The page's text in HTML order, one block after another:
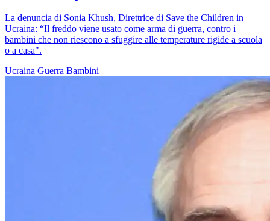
La denuncia di Sonia Khush, Direttrice di Save the Children in
Ucraina: “Il freddo viene usato come arma di guerra, contro i
bambini che non riescono a sfuggire alle temperature rigide a scuola
o a casa".
Ucraina Guerra Bambini